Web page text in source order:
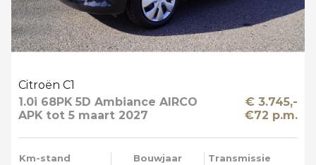
Citroën C1
1.0i 68PK 5D Ambiance AIRCO
APK tot 5 maart 2027
€ 3.745,-
€72 p.m.
Km-stand
Bouwjaar
Transmissie